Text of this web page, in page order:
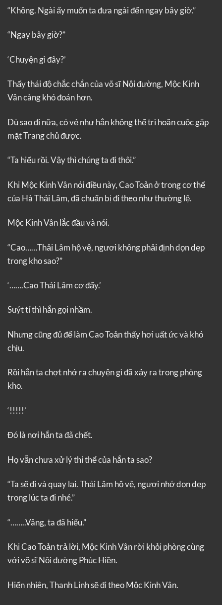
“Không. Ngài ấy muốn ta đưa ngài đến ngay bây giờ.”
“Ngay bây giờ?”
‘Chuyện gì đây?’
Thấy thái độ chắc chắn của võ sĩ Nội đường, Mộc Kinh
Vân càng khó đoán hơn.
Dù sao đi nữa, có vẻ như hắn không thể trì hoãn cuộc gặp
mặt Trang chủ được.
“Ta hiểu rồi. Vậy thì chúng ta đi thôi.”
Khi Mộc Kinh Vân nói điều này, Cao Toản ở trong cơ thể
của Hà Thải Lâm, đã chuẩn bị đi theo như thường lệ.
Mộc Kinh Vân lắc đầu và nói.
“Cao……Thải Lâm hộ vệ, ngươi không phải định dọn dẹp
trong kho sao?”
‘…….Cao Thải Lâm cơ đấy.’
Suýt tí thì hắn gọi nhầm.
Nhưng cũng đủ để làm Cao Toản thấy hơi uất ức và khó
chịu.
Rồi hắn ta chợt nhớ ra chuyện gì đã xảy ra trong phòng
kho.
‘!!!!!’
Đó là nơi hắn ta đã chết.
Họ vẫn chưa xử lý thi thể của hắn ta sao?
“Ta sẽ đi và quay lại. Thải Lâm hộ vệ, ngươi nhớ dọn dẹp
trong lúc ta đi nhé.”
“……..Vâng, ta đã hiểu.”
Khi Cao Toản trả lời, Mộc Kinh Vân rời khỏi phòng cùng
với võ sĩ Nội đường Phúc Hiền.
Hiển nhiên, Thanh Linh sẽ đi theo Mộc Kinh Vân.